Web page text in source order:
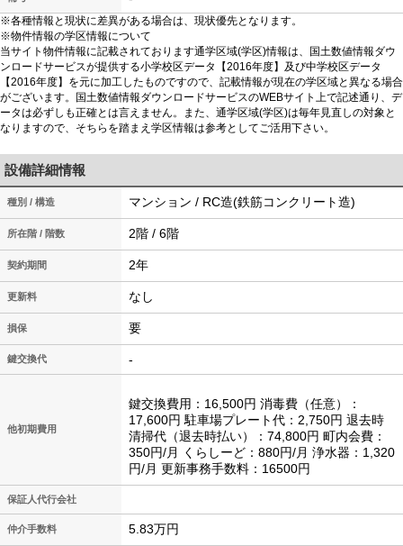
※各種情報と現状に差異がある場合は、現状優先となります。
※物件情報の学区情報について
当サイト物件情報に記載されております通学区域(学区)情報は、国土数値情報ダウ
ンロードサービスが提供する小学校区データ【2016年度】及び中学校区データ
【2016年度】を元に加工したものですので、記載情報が現在の学区域と異なる場合
がございます。国土数値情報ダウンロードサービスのWEBサイト上で記述通り、デ
ータは必ずしも正確とは言えません。また、通学区域(学区)は毎年見直しの対象と
なりますので、そちらを踏まえ学区情報は参考としてご活用下さい。
設備詳細情報
種別 / 構造 マンション / RC造(鉄筋コンクリート造)
所在階 / 階数 2階 / 6階
契約期間 2年
更新料 なし
損保 要
鍵交換代 -
他初期費用
鍵交換費用：16,500円 消毒費（任意）：
17,600円 駐車場プレート代：2,750円 退去時
清掃代（退去時払い）：74,800円 町内会費：
350円/月 くらしーど：880円/月 浄水器：1,320
円/月 更新事務手数料：16500円
保証人代行会社
仲介手数料 5.83万円